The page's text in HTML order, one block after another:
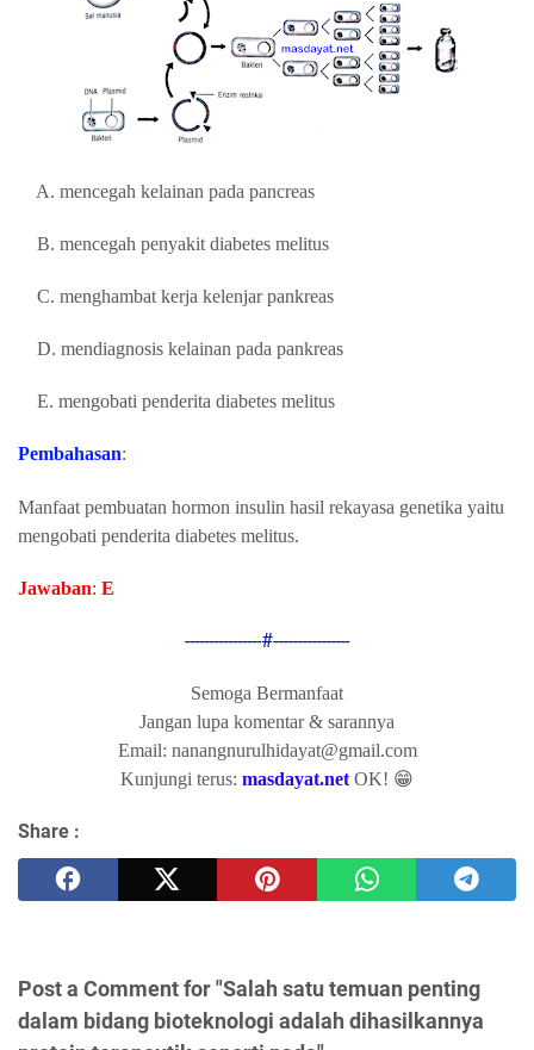
A. mencegah kelainan pada pancreas
B. mencegah penyakit diabetes melitus
C. menghambat kerja kelenjar pankreas
D. mendiagnosis kelainan pada pankreas
E. mengobati penderita diabetes melitus
Pembahasan:
Manfaat pembuatan hormon insulin hasil rekayasa genetika yaitu
mengobati penderita diabetes melitus.
Jawaban: E
----------------#----------------
Semoga Bermanfaat
Jangan lupa komentar & sarannya
Email: nanangnurulhidayat@gmail.com
Kunjungi terus: masdayat.net OK! 😁
Share :
Post a Comment for "Salah satu temuan penting
dalam bidang bioteknologi adalah dihasilkannya